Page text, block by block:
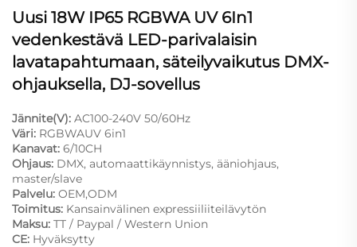
Uusi 18W IP65 RGBWA UV 6In1
vedenkestävä LED-parivalaisin
lavatapahtumaan, säteilyvaikutus DMX-
ohjauksella, DJ-sovellus
Jännite(V): AC100-240V 50/60Hz
Väri: RGBWAUV 6in1
Kanavat: 6/10CH
Ohjaus: DMX, automaattikäynnistys, ääniohjaus,
master/slave
Palvelu: OEM,ODM
Toimitus: Kansainvälinen expressiiliiteilävytön
Maksu: TT / Paypal / Western Union
CE: Hyväksytty